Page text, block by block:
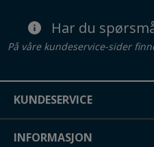
Har du
På våre kundeservice-sider
KUNDESERVICE
INFORMASJON